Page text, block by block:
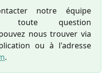
notre équipe
toute question
nous trouver via
ou à l'adresse
.